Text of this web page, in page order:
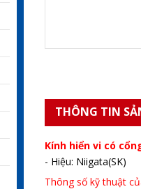
THÔNG TIN
Kính hiển vi có
- Hiệu: Niigata(SK)
Thông số kỹ thuật